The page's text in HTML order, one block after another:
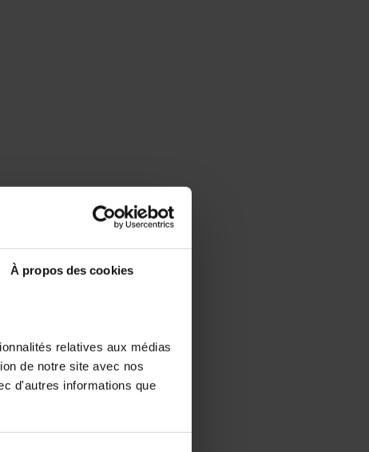
À propos des cookies
relatives aux médias
de notre site avec nos
d'autres informations que